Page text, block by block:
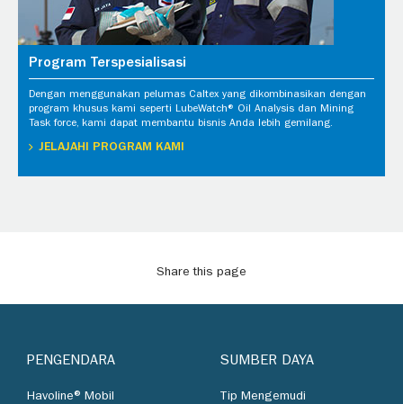
Program Terspesialisasi
Dengan menggunakan pelumas Caltex yang dikombinasikan dengan
program khusus kami seperti LubeWatch® Oil Analysis dan Mining
Task force, kami dapat membantu bisnis Anda lebih gemilang.
JELAJAHI PROGRAM KAMI
Share this page
PENGENDARA
Havoline® Mobil
SUMBER DAYA
Tip Mengemudi